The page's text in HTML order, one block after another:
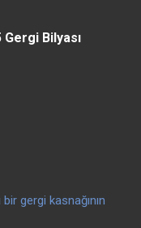
Bilyası
gergi kasnağının